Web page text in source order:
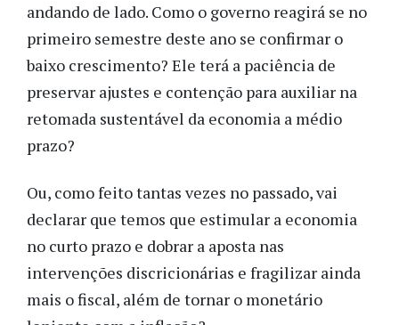
andando de lado. Como o governo reagirá se no
primeiro semestre deste ano se confirmar o
baixo crescimento? Ele terá a paciência de
preservar ajustes e contenção para auxiliar na
retomada sustentável da economia a médio
prazo?
Ou, como feito tantas vezes no passado, vai
declarar que temos que estimular a economia
no curto prazo e dobrar a aposta nas
intervenções discricionárias e fragilizar ainda
mais o fiscal, além de tornar o monetário